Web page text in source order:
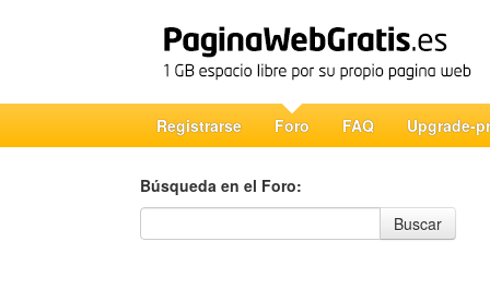
Registrarse Foro FAQ Upgrade-
Búsqueda en el Foro:
Búsqueda en el Foro
Buscar